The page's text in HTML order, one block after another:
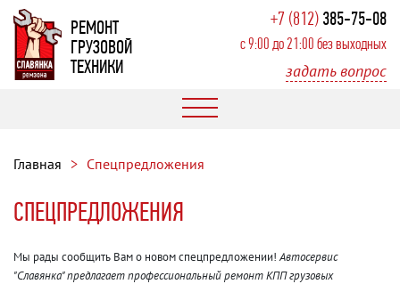
РЕМОНТ
ГРУЗОВОЙ
ТЕХНИКИ
+7 (812) 385-75-08
с 9:00 до 21:00 без выходных
задать вопрос
Главная Спецпредложения
СПЕЦПРЕДЛОЖЕНИЯ
Мы рады сообщить Вам о новом спецпредложении!Автосервис
"Славянка" предлагает профессиональный ремонт КПП грузовых